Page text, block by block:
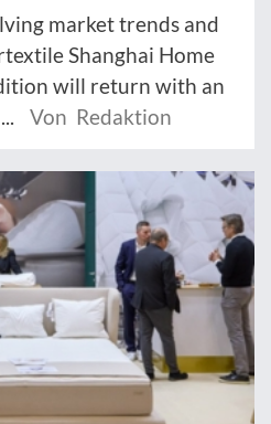
market trends and
Shanghai Home
will return with an
Von Redaktion